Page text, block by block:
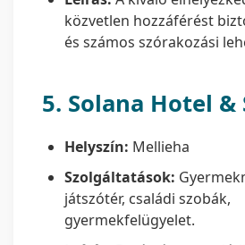
közvetlen hozzáférést
és számos szórakozási
5. Solana Hotel &
Helyszín: Mellieha
Szolgáltatások:
játszótér, családi szobák,
gyermekfelügyelet.